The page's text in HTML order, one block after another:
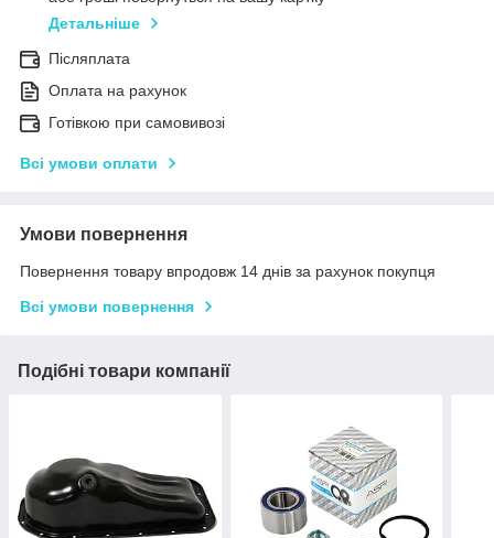
Детальніше
Післяплата
Оплата на рахунок
Готівкою при самовивозі
Всі умови оплати
Умови повернення
Повернення товару впродовж 14 днів за рахунок покупця
Всі умови повернення
Подібні товари компанії